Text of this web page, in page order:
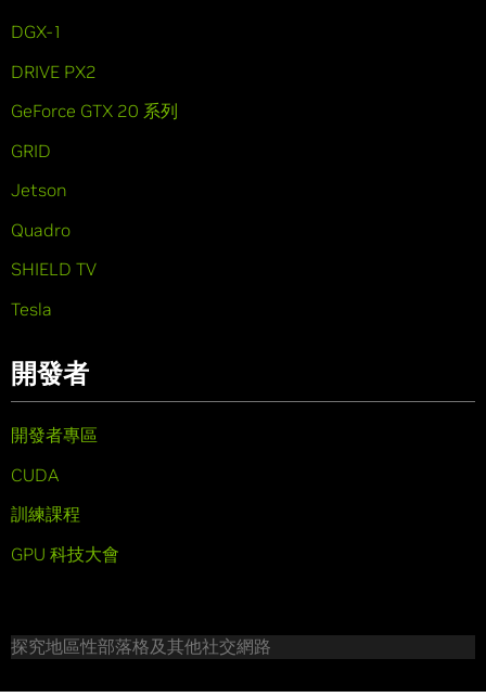
DGX-1
DRIVE PX2
GeForce GTX 20 系列
GRID
Jetson
Quadro
SHIELD TV
Tesla
開發者
開發者專區
CUDA
訓練課程
GPU 科技大會
探究地區性部落格及其他社交網路